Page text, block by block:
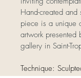
Hand-created
piece is a unique
artwork presented
gallery in Saint-
Technique: